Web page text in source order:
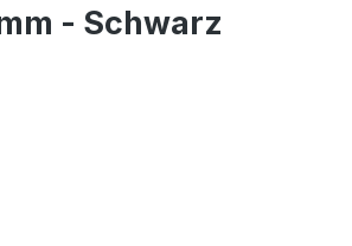
- Schwarz